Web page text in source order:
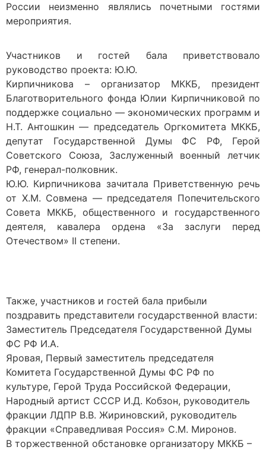
России неизменно являлись почетными гостями
мероприятия.
Участников и гостей бала приветствовало
руководство проекта: Ю.Ю.
Кирпичникова – организатор МККБ, президент
Благотворительного фонда Юлии Кирпичниковой по
поддержке социально — экономических программ и
Н.Т. Антошкин — председатель Оргкомитета МККБ,
депутат Государственной Думы ФС РФ, Герой
Советского Союза, Заслуженный военный летчик
РФ, генерал-полковник.
Ю.Ю. Кирпичникова зачитала Приветственную речь
от Х.М. Совмена — председателя Попечительского
Совета МККБ, общественного и государственного
деятеля, кавалера ордена «За заслуги перед
Отечеством» II степени.
Также, участников и гостей бала прибыли
поздравить представители государственной власти:
Заместитель Председателя Государственной Думы
ФС РФ И.А.
Яровая, Первый заместитель председателя
Комитета Государственной Думы ФС РФ по
культуре, Герой Труда Российской Федерации,
Народный артист СССР И.Д. Кобзон, руководитель
фракции ЛДПР В.В. Жириновский, руководитель
фракции «Справедливая Россия» С.М. Миронов.
В торжественной обстановке организатору МККБ –